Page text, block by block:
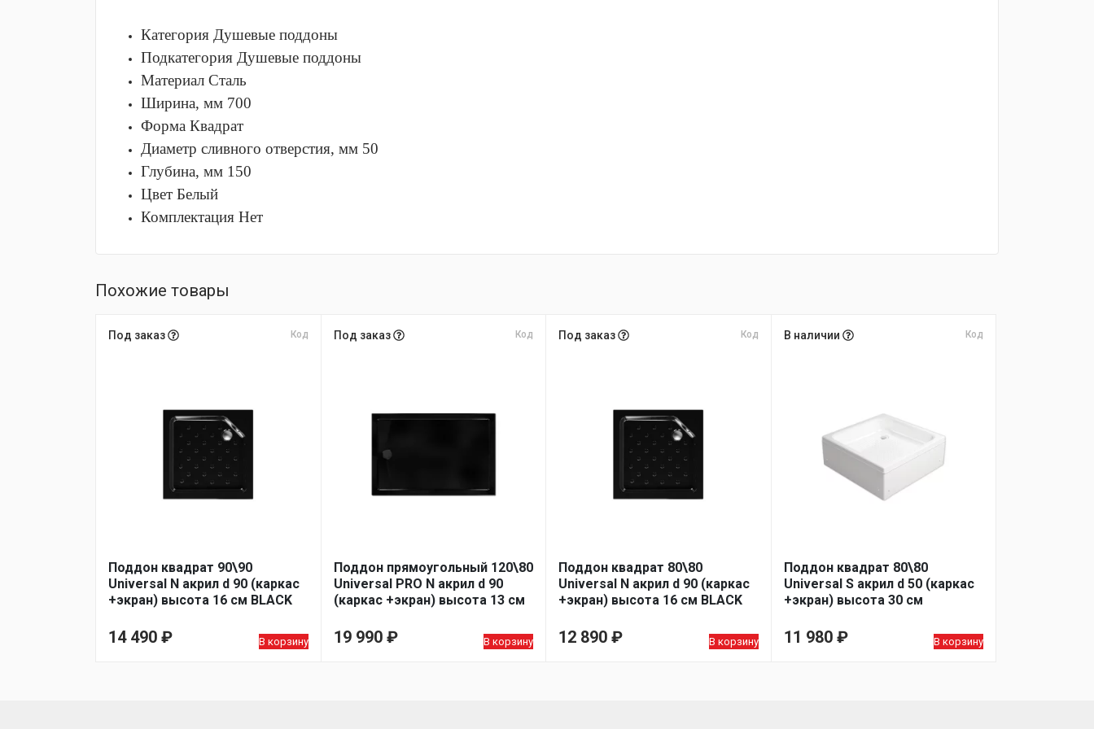
Категория Душевые поддоны
Подкатегория Душевые поддоны
Материал Сталь
Ширина, мм 700
Форма Квадрат
Диаметр сливного отверстия, мм 50
Глубина, мм 150
Цвет Белый
Комплектация Нет
Похожие товары
Под заказ Код
Поддон квадрат 90\90
Universal N акрил d 90 (каркас
+экран) высота 16 см BLACK
14 490 ₽ В корзину
Под заказ Код
Поддон прямоугольный 120\80
Universal PRO N акрил d 90
(каркас +экран) высота 13 см
19 990 ₽ В корзину
Под заказ Код
Поддон квадрат 80\80
Universal N акрил d 90 (каркас
+экран) высота 16 см BLACK
12 890 ₽ В корзину
В наличии Код
Поддон квадрат 80\80
Universal S акрил d 50 (каркас
+экран) высота 30 см
11 980 ₽ В корзину